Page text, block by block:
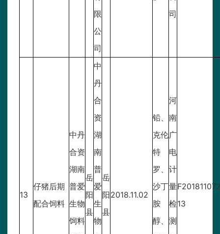
限
公
司
司
13
仔猪后期
配合饲料
中丹
合资
湖南
普爱
生物
饲料
岳
阳
县
中
丹
合
资
湖
南
普
爱
生
物
岳
阳
县
2018.11.02
铅、
克伦
特
罗、
沙丁
胺
醇、
河
南
广
电
计
量
检
测
13